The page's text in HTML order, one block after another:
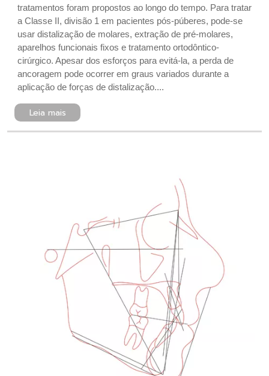
tratamentos foram propostos ao longo do tempo. Para tratar
a Classe II, divisão 1 em pacientes pós-púberes, pode-se
usar distalização de molares, extração de pré-molares,
aparelhos funcionais fixos e tratamento ortodôntico-
cirúrgico. Apesar dos esforços para evitá-la, a perda de
ancoragem pode ocorrer em graus variados durante a
aplicação de forças de distalização....
Leia mais